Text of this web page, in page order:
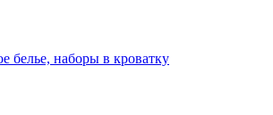
белье, наборы в кроватку